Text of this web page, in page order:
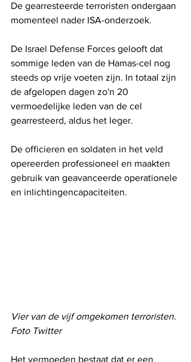
De gearresteerde terroristen ondergaan
momenteel nader ISA-onderzoek.
De Israel Defense Forces gelooft dat
sommige leden van de Hamas-cel nog
steeds op vrije voeten zijn. In totaal zijn
de afgelopen dagen zo'n 20
vermoedelijke leden van de cel
gearresteerd, aldus het leger.
De officieren en soldaten in het veld
opereerden professioneel en maakten
gebruik van geavanceerde operationele
en inlichtingencapaciteiten.
Vier van de vijf omgekomen terroristen.
Foto Twitter
Het vermoeden bestaat dat er een